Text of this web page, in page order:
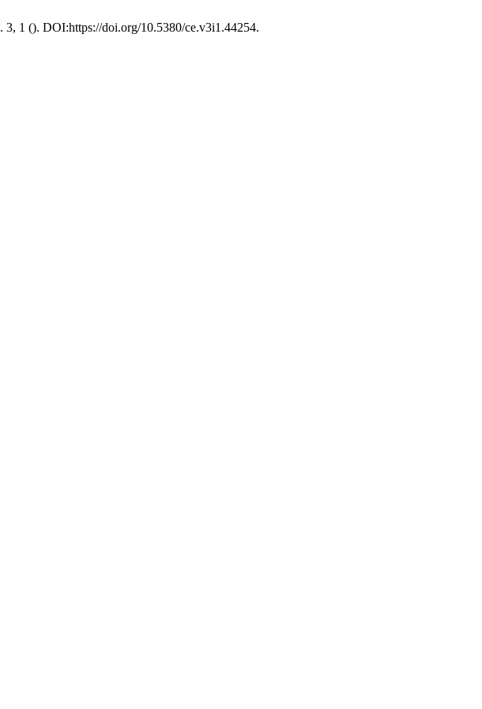
. 3, 1 (). DOI:https://doi.org/10.5380/ce.v3i1.44254.